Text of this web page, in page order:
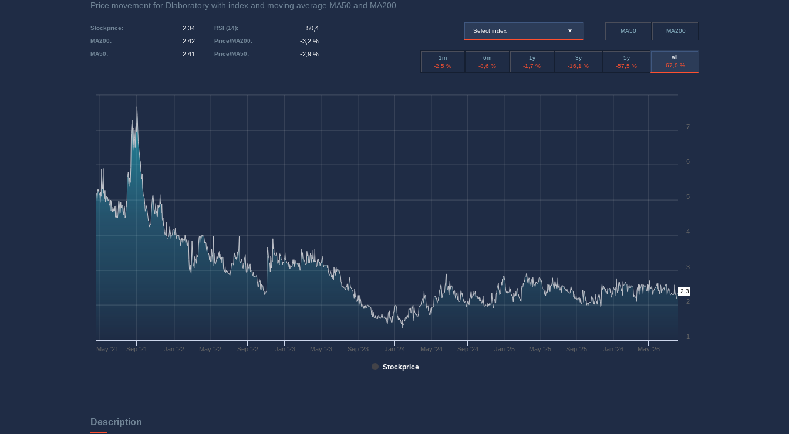
Price movement for Dlaboratory with index and moving average MA50 and MA200.
Stockprice: 2,34
MA50: 2,41
MA200: 2,42 Price/MA200: -3,2 %
RSI (14): 50,4
Price/MA50: -2,9 %
Select index MA50 MA200
1m
-2,5 %
6m
-8,6 %
1y
-1,7 %
3y
-16,1 %
5y
-57,5 %
all
-67,0 %
Stockprice
May '21 Sep '21 Jan '22 May '22 Sep '22 Jan '23 May '23 Sep '23 Jan '24 May '24 Sep '24 Jan '25 May '25 Sep '25 Jan '26 May '26
1
2
3
4
5
6
7
2.3
Description